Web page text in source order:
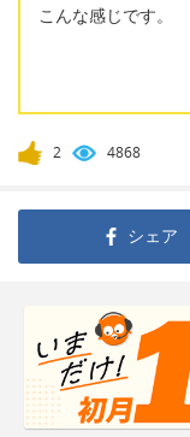
こんな感じです。
2 4868
シェア